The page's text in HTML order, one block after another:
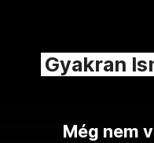
Gyakran
Még nem